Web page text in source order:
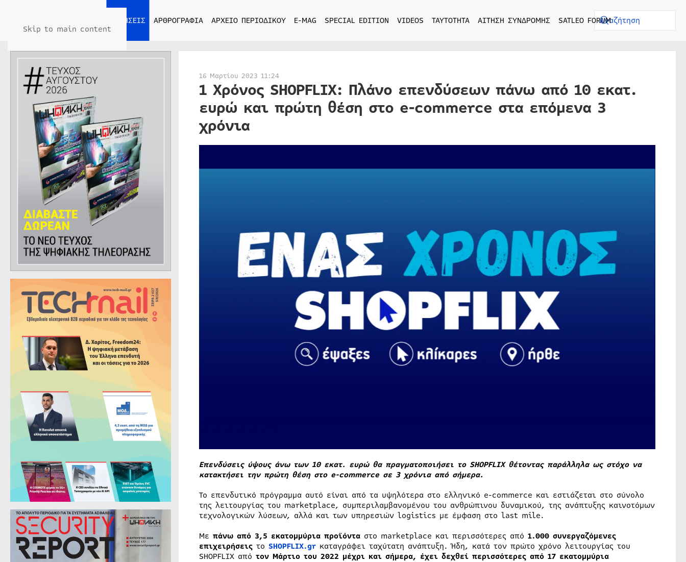
Skip to main content
ΕΙΔΗΣΕΙΣ ΑΡΘΡΟΓΡΑΦΙΑ ΑΡΧΕΙΟ ΠΕΡΙΟΔΙΚΟΥ E-MAG SPECIAL EDITION VIDEOS ΤΑΥΤΟΤΗΤΑ ΑΙΤΗΣΗ ΣΥΝΔΡΟΜΗΣ SATLEO FORUM
16 Μαρτίου 2023 11:24
1 Χρόνος SHOPFLIX: Πλάνο επενδύσεων πάνω από 10 εκατ.
ευρώ και πρώτη θέση στο e-commerce στα επόμενα 3
χρόνια
Επενδύσεις ύψους άνω των 10 εκατ. ευρώ θα πραγματοποιήσει το SHOPFLIX θέτοντας παράλληλα ως στόχο να
κατακτήσει την πρώτη θέση στο e-commerce σε 3 χρόνια από σήμερα.
Το επενδυτικό πρόγραμμα αυτό είναι από τα υψηλότερα στο ελληνικό e-commerce και εστιάζεται στο σύνολο
της λειτουργίας του marketplace, συμπεριλαμβανομένου του ανθρώπινου δυναμικού, της ανάπτυξης καινοτόμων
τεχνολογικών λύσεων, αλλά και των υπηρεσιών logistics με έμφαση στο last mile.
Με πάνω από 3,5 εκατομμύρια προϊόνταστο marketplace και περισσότερες από 1.000 συνεργαζόμενες
επιχειρήσειςτο SHOPFLIX.grκαταγράφει ταχύτατη ανάπτυξη. Ήδη, κατά τον πρώτο χρόνο λειτουργίας του
SHOPFLIX από τον Μάρτιο του 2022 μέχρι και σήμερα, έχει δεχθεί περισσότερες από 17 εκατομμύρια